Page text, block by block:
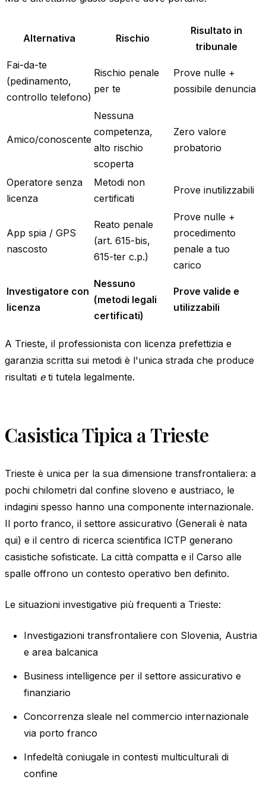
Alternativa Rischio
Risultato in
tribunale
Fai-da-te
(pedinamento,
controllo telefono)
Rischio penale
per te
Prove nulle +
possibile denuncia
Amico/conoscente
Nessuna
competenza,
alto rischio
scoperta
Zero valore
probatorio
Operatore senza
licenza
Metodi non
certificati
Prove inutilizzabili
App spia / GPS
nascosto
Reato penale
(art. 615-bis,
615-ter c.p.)
Prove nulle +
procedimento
penale a tuo
carico
Investigatore con
licenza
Nessuno
(metodi legali
certificati)
Prove valide e
utilizzabili
A Trieste, il professionista con licenza prefettizia e
garanzia scritta sui metodi è l'unica strada che produce
risultati eti tutela legalmente.
Casistica Tipica a Trieste
Trieste è unica per la sua dimensione transfrontaliera: a
pochi chilometri dal confine sloveno e austriaco, le
indagini spesso hanno una componente internazionale.
Il porto franco, il settore assicurativo (Generali è nata
qui) e il centro di ricerca scientifica ICTP generano
casistiche sofisticate. La città compatta e il Carso alle
spalle offrono un contesto operativo ben definito.
Le situazioni investigative più frequenti a Trieste:
Investigazioni transfrontaliere con Slovenia, Austria
e area balcanica
Business intelligence per il settore assicurativo e
finanziario
Concorrenza sleale nel commercio internazionale
via porto franco
Infedeltà coniugale in contesti multiculturali di
confine